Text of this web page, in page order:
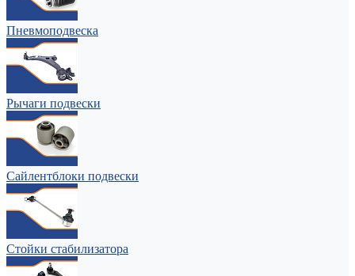
Пневмоподвеска
Рычаги подвески
Сайлентблоки подвески
Стойки стабилизатора